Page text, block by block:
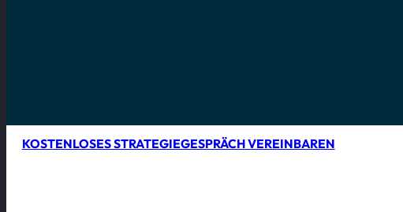
KOSTENLOSES STRATEGIEGESPRÄCH VEREINBAREN